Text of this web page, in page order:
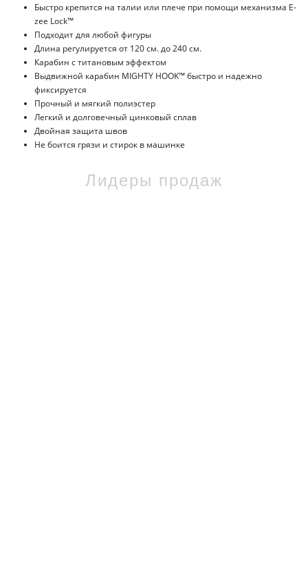
Быстро крепится на талии или плече при помощи механизма E-
zee Lock™
Подходит для любой фигуры
Длина регулируется от 120 см. до 240 см.
Карабин с титановым эффектом
Выдвижной карабин MIGHTY HOOK™ быстро и надежно
фиксируется
Прочный и мягкий полиэстер
Легкий и долговечный цинковый сплав
Двойная защита швов
Не боится грязи и стирок в машинке
Лидеры продаж